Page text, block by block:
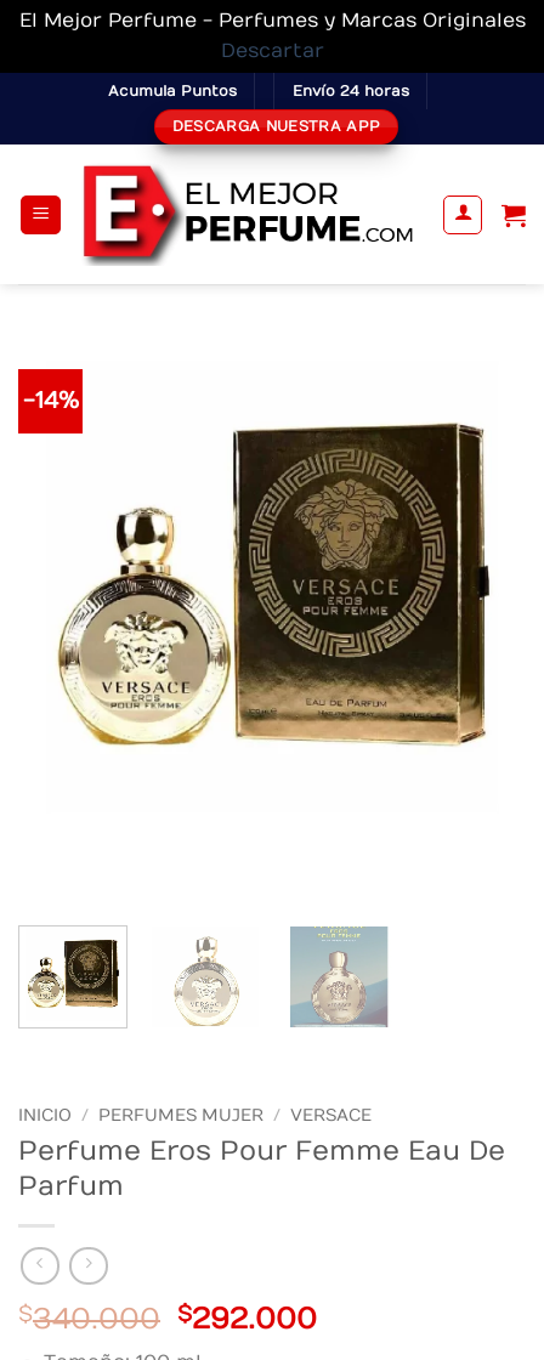
El Mejor Perfume - Perfumes y Marcas Originales
Descartar
content
Acumula Puntos Envío 24 horas
DESCARGA NUESTRA APP
-14%
INICIO / PERFUMES MUJER / VERSACE
Perfume Eros Pour Femme Eau De
Parfum
$340.000 Original
price
$292.000Current